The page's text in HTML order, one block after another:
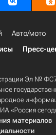
Авто/мото
Пресс-
Эл №
«Россия
материалов